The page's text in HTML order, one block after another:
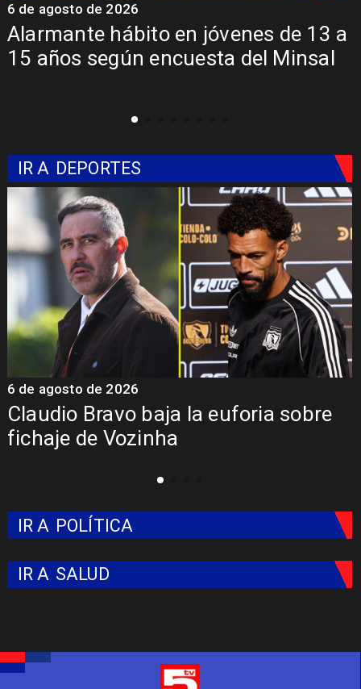
Alarmante hábito en jóvenes de 13 a
15 años según encuesta del Minsal
6 de agosto de 2026
IR A DEPORTES
Claudio Bravo baja la euforia sobre
fichaje de Vozinha
6 de agosto de 2026
IR A POLÍTICA
IR A SALUD